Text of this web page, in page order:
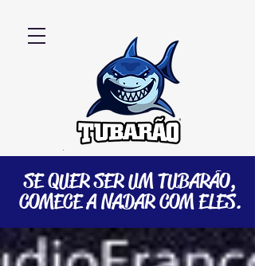
SE QUER SER UM TUBARÃO,
COMECE A NADAR COM ELES.